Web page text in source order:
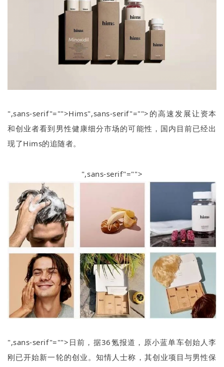
",sans-serif"="">Hims",sans-serif"="">的高速发展让资本
和创业者看到男性健康细分市场的可能性，国内目前已经出
现了Hims的追随者。
",sans-serif"="">
",sans-serif"="">日前，据36氪报道，原小蓝单车创始人李
刚已开始新一轮的创业。知情人士称，其创业项目与男性保